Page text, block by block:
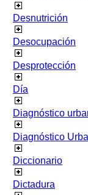
Desnutrición
Desocupación
Desprotección
Día
Diagnóstico
Diagnóstico
Diccionario
Dictadura